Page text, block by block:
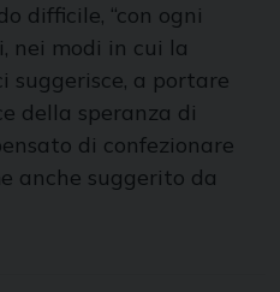
difficile, “con ogni
nei modi in cui la
a portare
della speranza di
di confezionare
anche suggerito da